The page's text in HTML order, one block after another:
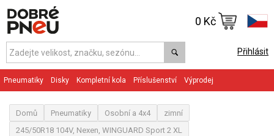
Přihlásit
0 Kč
Pneumatiky Disky Kompletní kola Příslušenství Výprodej
Domů Pneumatiky Osobní a 4x4
zimní
245/50R18 104V, Nexen, WINGUARD Sport 2 XL